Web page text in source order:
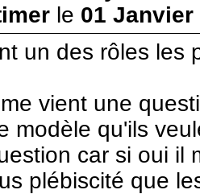
le 01 Janvier
un des rôles les
vient une
modèle qu'ils
car si oui il
plébiscité que